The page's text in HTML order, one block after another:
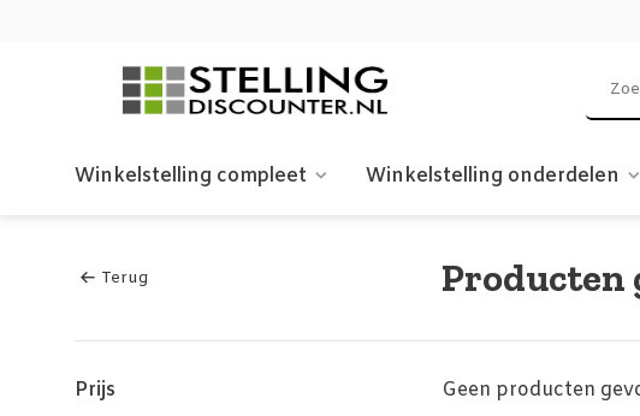
Winkelstelling compleet Winkelstelling onderdelen
Terug Producten
Prijs Geen producten